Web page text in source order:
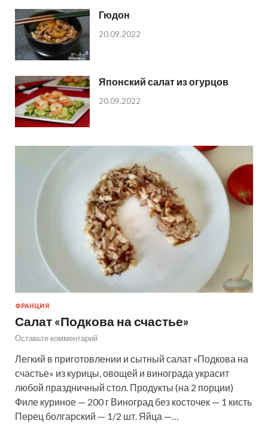
Гюдон
20.09.2022
Японский салат из огурцов
20.09.2022
ФРАНЦИЯ
Салат «Подкова на счастье»
Оставьте комментарий
Легкий в приготовлении и сытный салат «Подкова на
счастье» из курицы, овощей и винограда украсит
любой праздничный стол. Продукты (на 2 порции)
Филе куриное — 200 г Виноград без косточек — 1 кисть
Перец болгарский — 1/2 шт. Яйца —…